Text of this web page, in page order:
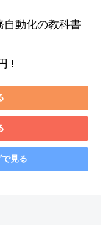
自動化の教科書
!
見る